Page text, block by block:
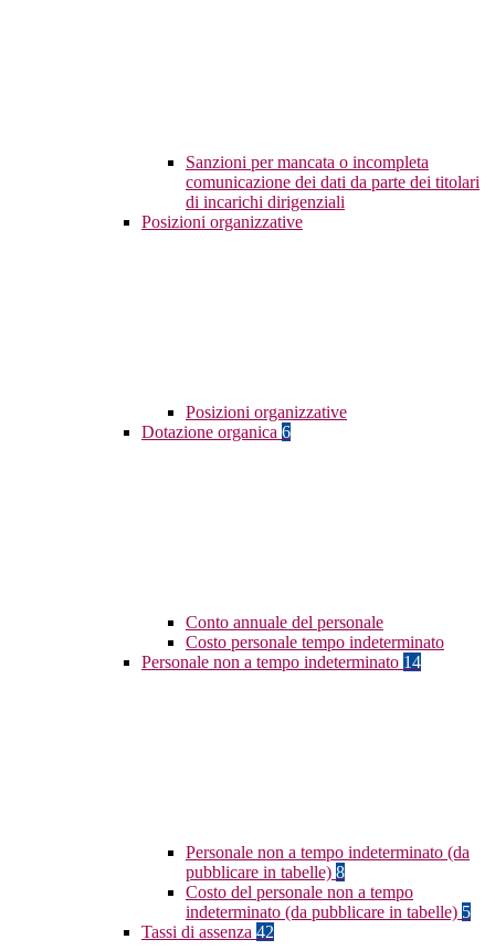
Sanzioni per mancata o incompleta
comunicazione dei dati da parte dei titolari
di incarichi dirigenziali
Posizioni organizzative
Posizioni organizzative
Dotazione organica 6
Conto annuale del personale
Costo personale tempo indeterminato
Personale non a tempo indeterminato 14
Personale non a tempo indeterminato (da
pubblicare in tabelle) 8
Costo del personale non a tempo
indeterminato (da pubblicare in tabelle) 5
Tassi di assenza 42